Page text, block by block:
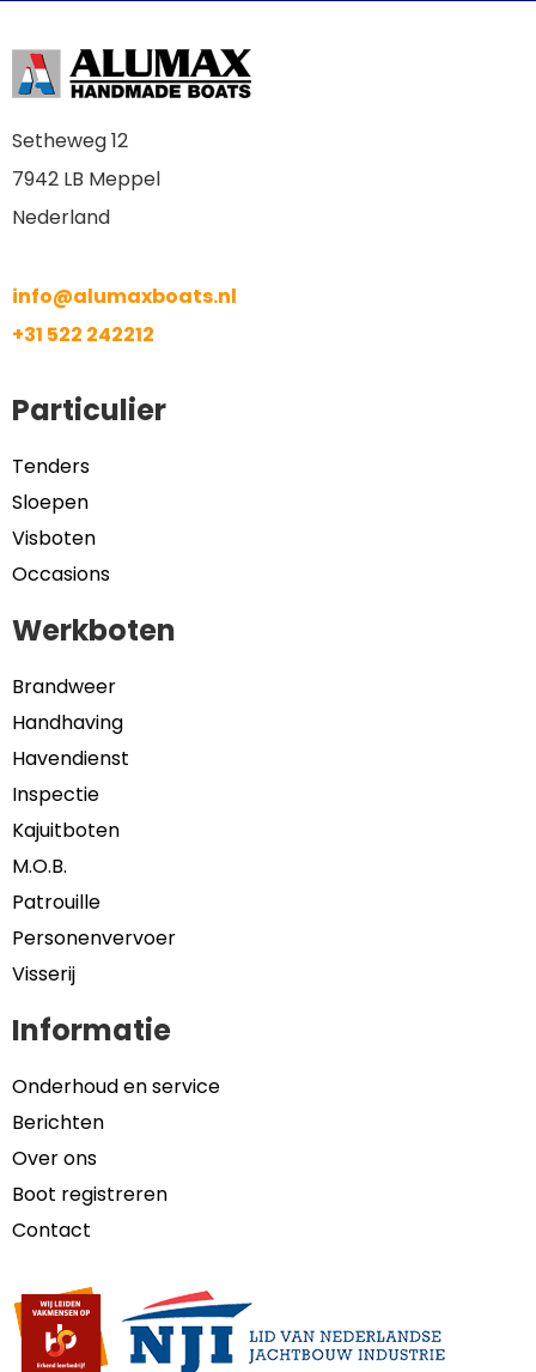
Setheweg 12
7942 LB Meppel
Nederland
info@alumaxboats.nl
+31 522 242212
Particulier
Tenders
Sloepen
Visboten
Occasions
Werkboten
Brandweer
Handhaving
Havendienst
Inspectie
Kajuitboten
M.O.B.
Patrouille
Personenvervoer
Visserij
Informatie
Onderhoud en service
Berichten
Over ons
Boot registreren
Contact